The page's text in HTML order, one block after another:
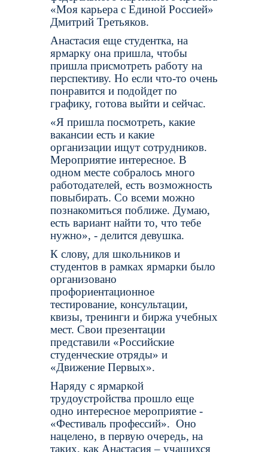
«Моя карьера с Единой Россией»
Дмитрий Третьяков.
Анастасия еще студентка, на
ярмарку она пришла, чтобы
пришла присмотреть работу на
перспективу. Но если что-то очень
понравится и подойдет по
графику, готова выйти и сейчас.
«Я пришла посмотреть, какие
вакансии есть и какие
организации ищут сотрудников.
Мероприятие интересное. В
одном месте собралось много
работодателей, есть возможность
повыбирать. Со всеми можно
познакомиться поближе. Думаю,
есть вариант найти то, что тебе
нужно», - делится девушка.
К слову, для школьников и
студентов в рамках ярмарки было
организовано
профориентационное
тестирование, консультации,
квизы, тренинги и биржа учебных
мест. Свои презентации
представили «Российские
студенческие отряды» и
«Движение Первых».
Наряду с ярмаркой
трудоустройства прошло еще
одно интересное мероприятие -
«Фестиваль профессий». Оно
нацелено, в первую очередь, на
таких, как Анастасия – учащихся